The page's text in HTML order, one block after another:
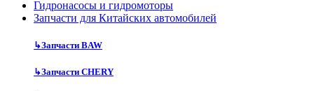
Гидронасосы и гидромоторы
Запчасти для Китайских автомобилей
↳Запчасти BAW
↳Запчасти CHERY